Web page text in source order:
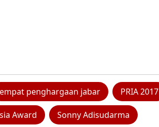
empat penghargaan jabar PRIA 2017
Award Sonny Adisudarma